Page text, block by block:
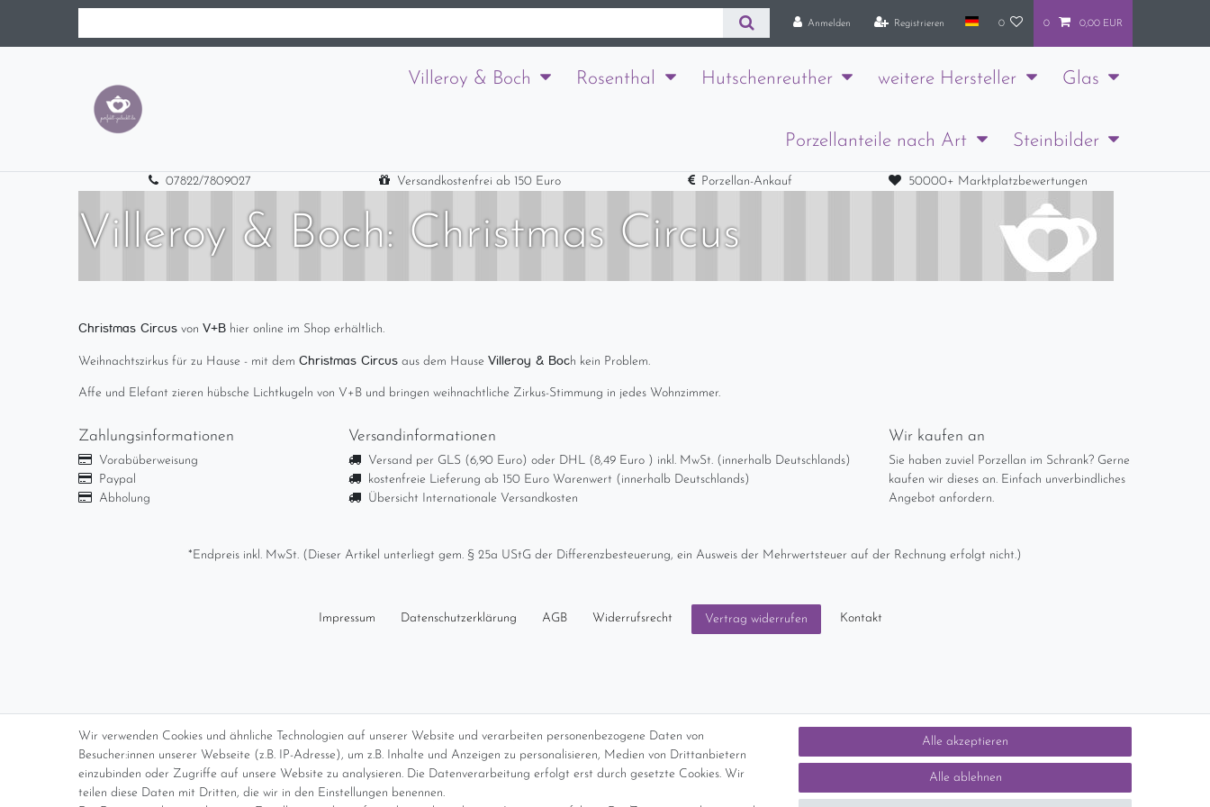
Anmelden Registrieren 0 0 0,00 EUR
Villeroy & Boch Rosenthal Hutschenreuther weitere Hersteller Glas
Porzellanteile nach Art Steinbilder
07822/7809027 Versandkostenfrei ab 150 Euro Porzellan-Ankauf 50000+ Marktplatzbewertungen
Villeroy & Boch: Christmas Circus
Christmas Circus von V+B hier online im Shop erhältlich.
Weihnachtszirkus für zu Hause - mit dem Christmas Circus aus dem Hause Villeroy & Boch kein Problem.
Affe und Elefant zieren hübsche Lichtkugeln von V+B und bringen weihnachtliche Zirkus-Stimmung in jedes Wohnzimmer.
Wir verwenden Cookies und ähnliche Technologien auf unserer Website und verarbeiten personenbezogene Daten von
Besucher:innen unserer Webseite (z.B. IP-Adresse), um z.B. Inhalte und Anzeigen zu personalisieren, Medien von Drittanbietern
einzubinden oder Zugriffe auf unsere Website zu analysieren. Die Datenverarbeitung erfolgt erst durch gesetzte Cookies. Wir
teilen diese Daten mit Dritten, die wir in den Einstellungen benennen.
Alle akzeptieren
Alle ablehnen
Zahlungsinformationen
Vorabüberweisung
Paypal
Abholung
Versandinformationen
Versand per GLS (6,90 Euro) oder DHL (8,49 Euro ) inkl. MwSt. (innerhalb Deutschlands)
kostenfreie Lieferung ab 150 Euro Warenwert (innerhalb Deutschlands)
Übersicht Internationale Versandkosten
Wir kaufen an
Sie haben zuviel Porzellan im Schrank? Gerne
kaufen wir dieses an. Einfach unverbindliches
Angebot anfordern.
*Endpreis inkl. MwSt. (Dieser Artikel unterliegt gem. § 25a UStG der Differenzbesteuerung, ein Ausweis der Mehrwertsteuer auf der Rechnung erfolgt nicht.)
Impressum Daten­schutz­erklärung AGB Widerrufs­recht Vertrag widerrufen Kontakt